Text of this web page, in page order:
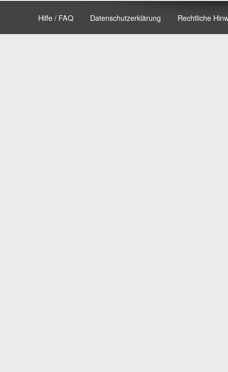
Hilfe / FAQ Datenschutzerklärung Rechtliche